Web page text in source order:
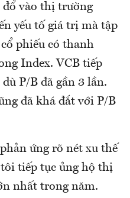
vào thị trường
yếu tố giá trị mà tập
phiếu có thanh
Index. VCB tiếp
P/B đã gần 3 lần.
đã khá đắt với P/B
ứng rõ nét xu thế
tiếp tục ủng hộ thị
nhất trong năm.